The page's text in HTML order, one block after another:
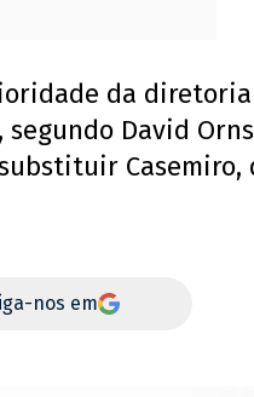
da
David
Casemiro,
nos em